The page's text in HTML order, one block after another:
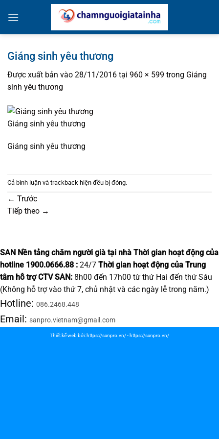
qua
Giáng sinh yêu thương
Được xuất bản vào 28/11/2016 tại 960 × 599 trong Giáng
sinh yêu thương
Giáng sinh yêu thương
Giáng sinh yêu thương
Cả bình luận và trackback hiện đều bị đóng.
← Trước
Tiếp theo →
SAN Nền tảng chăm người già tại nhà Thời gian hoạt động của
hotline 1900.0666.88 : 24/7 Thời gian hoạt động của Trung
tâm hỗ trợ CTV SAN: 8h00 đến 17h00 từ thứ Hai đến thứ Sáu
(Không hỗ trợ vào thứ 7, chủ nhật và các ngày lễ trong năm.)
Hotline: 086.2468.448
Email: sanpro.vietnam@gmail.com
Thiết kế web bởi: https://sanpro.vn/- https://sanpro.vn/